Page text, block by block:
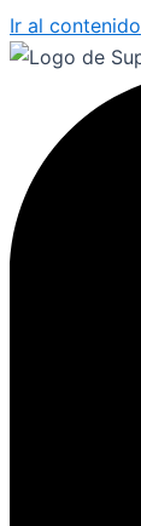
Ir al contenido